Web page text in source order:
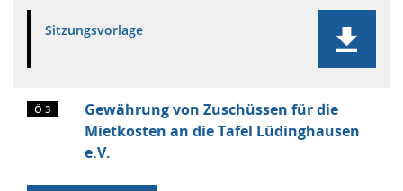
Sitzungsvorlage
Ö 3
Gewährung von Zuschüssen für die
Mietkosten an die Tafel Lüdinghausen
e.V.